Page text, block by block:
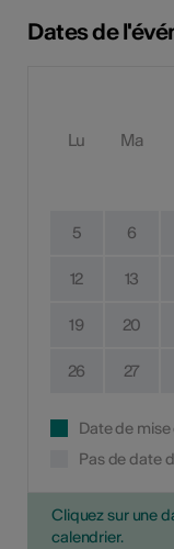
Dates de
Lu Ma
5 6
12 13
19 20
26 27
Date de
Pas de date
Cliquez sur une
calendrier.